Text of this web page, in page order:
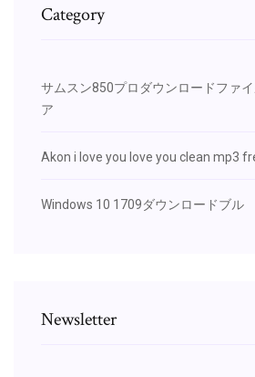
Category
サムスン850プロダウンロードファ
ア
Akon i love you love you clean mp3
Windows 10 1709ダウンロードブル
Newsletter